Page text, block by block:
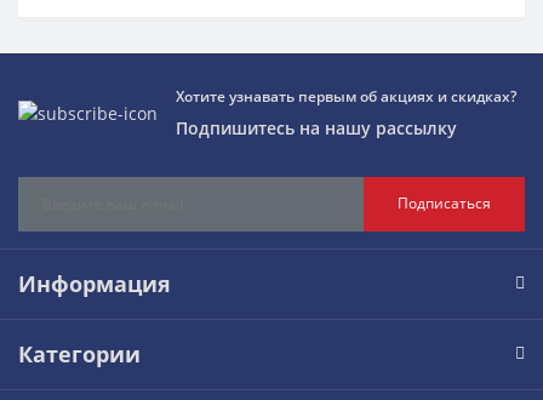
Хотите узнавать первым об акциях и скидках?
Подпишитесь на нашу рассылку
Подписаться
Информация
Категории